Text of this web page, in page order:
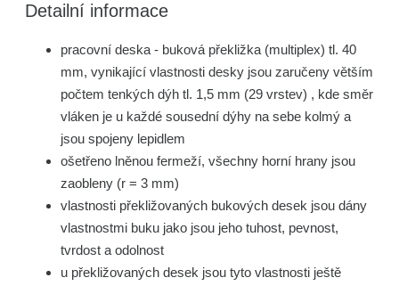
Detailní informace
pracovní deska - buková překližka (multiplex) tl. 40
mm, vynikající vlastnosti desky jsou zaručeny větším
počtem tenkých dýh tl. 1,5 mm (29 vrstev) , kde směr
vláken je u každé sousední dýhy na sebe kolmý a
jsou spojeny lepidlem
ošetřeno lněnou fermeží, všechny horní hrany jsou
zaobleny (r = 3 mm)
vlastnosti překližovaných bukových desek jsou dány
vlastnostmi buku jako jsou jeho tuhost, pevnost,
tvrdost a odolnost
u překližovaných desek jsou tyto vlastnosti ještě